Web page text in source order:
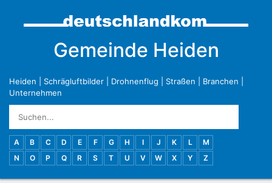
Gemeinde Heiden
Heiden Schrägluftbilder Drohnenflug Straßen Branchen
Unternehmen
A B C D E F G H I J K L
M
N
O P Q R S T U V W X Y Z